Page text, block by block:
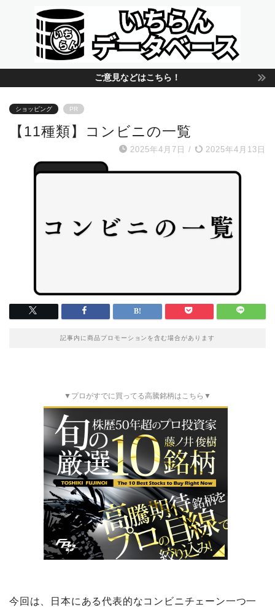
ご意見などはこちら！
ショッピング PR
【11種類】コンビニの一覧
2025年4月7日 / 2025年4月13日
記事内に商品プロモーションを含む場合があります
▼プロがすでに買ってる高騰銘柄はこちら▼
今回は、日本にある代表的なコンビニチェーン一つ一